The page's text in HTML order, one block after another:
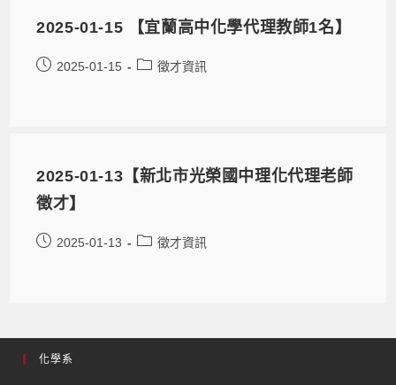
2025-01-15 【宜蘭高中化學代理教師1名】
2025-01-15 徵才資訊
2025-01-13【新北市光榮國中理化代理老師
徵才】
2025-01-13 徵才資訊
化學系